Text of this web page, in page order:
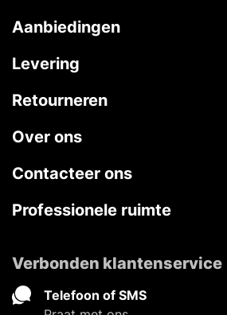
Aanbiedingen
Levering
Retourneren
Over ons
Contacteer ons
Professionele ruimte
Verbonden klantenservice
Telefoon of SMS